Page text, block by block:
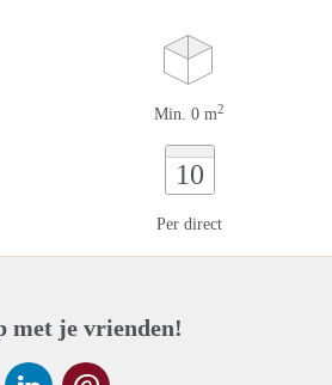
Min. 0 m2
10
Per direct
met je vrienden!